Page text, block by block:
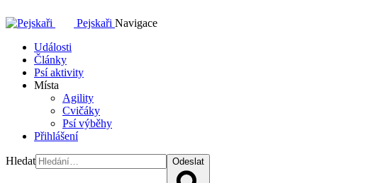
Pejskaři Navigace
Události
Články
Psí aktivity
Místa
Agility
Cvičáky
Psí výběhy
Přihlášení
Hledat Odeslat